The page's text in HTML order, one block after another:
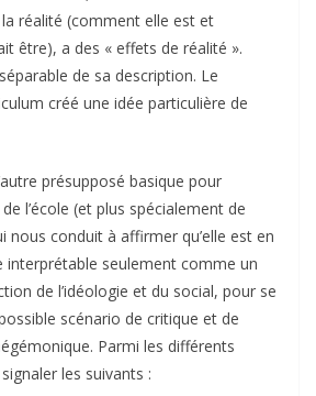
réalité (comment elle est et
être), a des « effets de réalité ».
de sa description. Le
créé une idée particulière de
présupposé basique pour
l’école (et plus spécialement de
nous conduit à affirmer qu’elle est en
interprétable seulement comme un
de l’idéologie et du social, pour se
scénario de critique et de
Parmi les différents
les suivants :